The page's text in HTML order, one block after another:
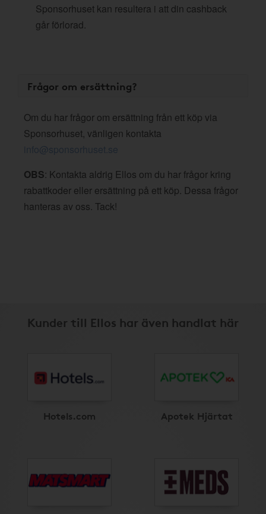
Sponsorhuset kan resultera i att din cashback
går förlorad.
Frågor om ersättning?
Om du har frågor om ersättning från ett köp via
Sponsorhuset, vänligen kontakta
info@sponsorhuset.se
OBS: Kontakta aldrig Ellos om du har frågor kring
rabattkoder eller ersättning på ett köp. Dessa frågor
hanteras av oss. Tack!
Kunder till Ellos har även handlat här
Hotels.com Apotek Hjärtat